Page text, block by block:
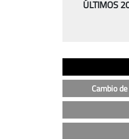
ÚLTIMOS
Análisis
del
en
Cambio